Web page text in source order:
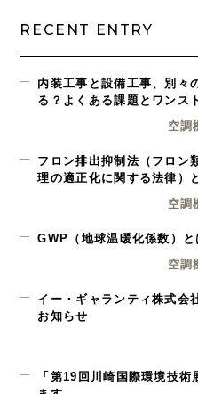
RECENT ENTRY
内装工事と設備工事、別々
る？よくある課題とワンス
空調
フロン排出抑制法（フロン
理の適正化に関する法律）
空調
GWP（地球温暖化係数）と
空調
イー・ギャランティ株式会
お知らせ
「第19回川崎国際環境技